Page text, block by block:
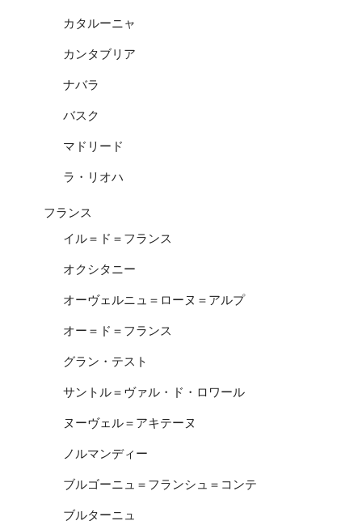
カタルーニャ
カンタブリア
ナバラ
バスク
マドリード
ラ・リオハ
フランス
イル＝ド＝フランス
オクシタニー
オーヴェルニュ＝ローヌ＝アルプ
オー＝ド＝フランス
グラン・テスト
サントル＝ヴァル・ド・ロワール
ヌーヴェル＝アキテーヌ
ノルマンディー
ブルゴーニュ＝フランシュ＝コンテ
ブルターニュ